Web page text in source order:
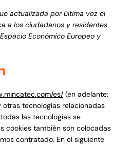
Español
actualizada por última vez el
a los ciudadanos y residentes
Económico Europeo y
es/ (en adelante:
otras tecnologías relacionadas
las tecnologías se
cookies también son colocadas
contratado. En el siguiente